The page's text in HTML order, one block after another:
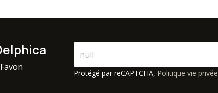
Protégé par reCAPTCHA, Politique vie privée